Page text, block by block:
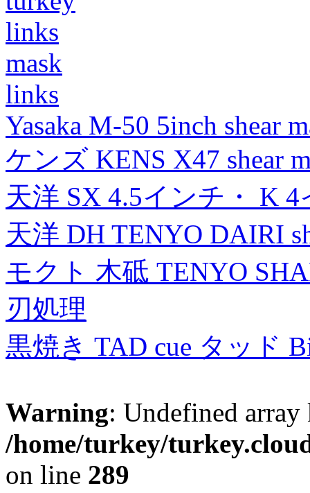
links
mask
links
Yasaka M-50 5inch shear
ケンズ KENS X47 shear
天洋 SX 4.5インチ・ K
天洋 DH TENYO DAIRI
モクト 木砥 TENYO
刃処理
黒焼き TAD cue タッド
Warning: Undefined
/home/turkey/
on line 289